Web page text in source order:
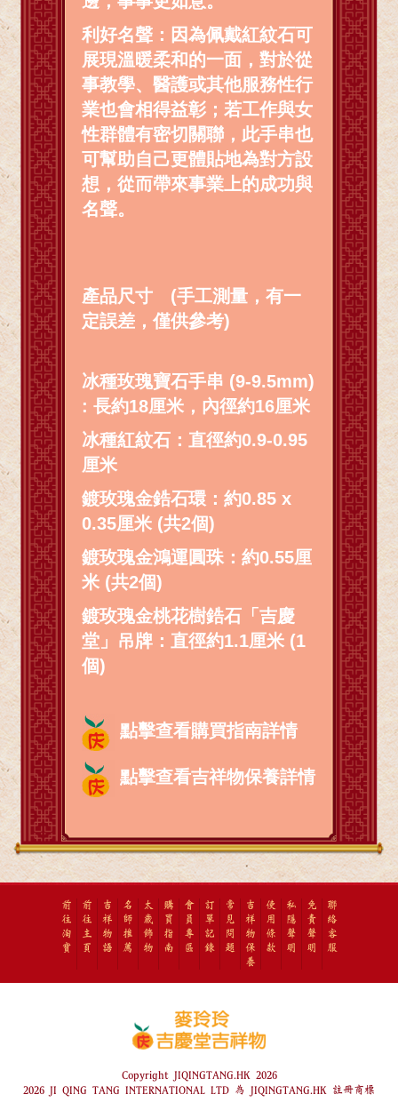
利好名聲：因為佩戴紅紋石可
展現溫暖柔和的一面，對於從
事教學、醫護或其他服務性行
業也會相得益彰；若工作與女
性群體有密切關聯，此手串也
可幫助自己更體貼地為對方設
想，從而帶來事業上的成功與
名聲。
產品尺寸 (手工測量，有一
定誤差，僅供參考)
冰種玫瑰寶石手串 (9-9.5mm)
: 長約18厘米，內徑約16厘米
冰種紅紋石：直徑約0.9-0.95
厘米
鍍玫瑰金鋯石環：約0.85 x
0.35厘米 (共2個)
鍍玫瑰金鴻運圓珠：約0.55厘
米 (共2個)
鍍玫瑰金桃花樹鋯石「吉慶
堂」吊牌：直徑約1.1厘米 (1
個)
點擊查看購買指南詳情
點擊查看吉祥物保養詳情
前
往
淘
寶
前
往
主
頁
吉
祥
物
語
名
師
推
薦
太
歲
飾
物
購
買
指
南
會
員
專
區
訂
單
記
錄
常
見
問
題
吉
祥
物
保
養
使
用
條
款
私
隱
聲
明
免
責
聲
明
聯
絡
客
服
Copyright JIQINGTANG.HK 2026
2026 JI QING TANG INTERNATIONAL LTD 為 JIQINGTANG.HK 註冊商標